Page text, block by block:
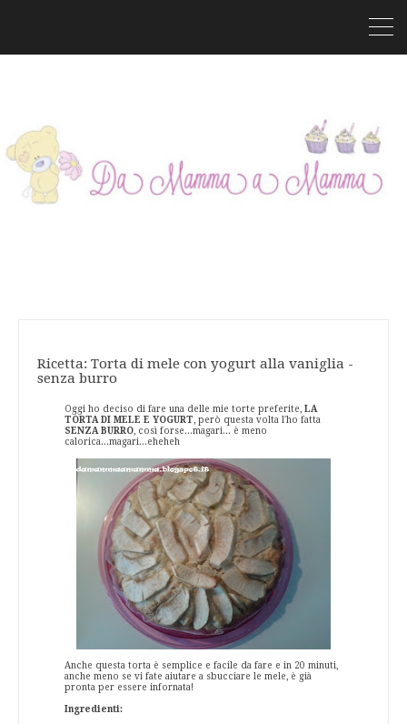
Ricetta: Torta di mele con yogurt alla vaniglia -
senza burro
Oggi ho deciso di fare una delle mie torte preferite, LA
TORTA DI MELE E YOGURT , però questa volta l'ho fatta
SENZA BURRO , così forse...magari... è meno
calorica...magari...eheheh
Anche questa torta è semplice e facile da fare e in 20 minuti,
anche meno se vi fate aiutare a sbucciare le mele, è già
pronta per essere infornata!
Ingredienti: